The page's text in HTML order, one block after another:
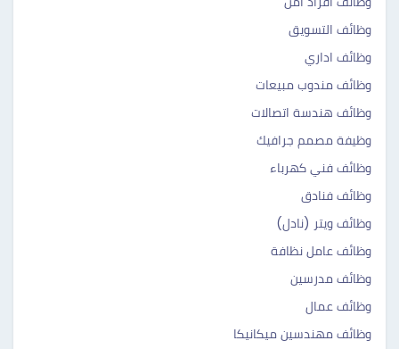
وظائف التسويق
وظائف اداري
وظائف مندوب مبيعات
وظائف هندسة اتصالات
وظيفة مصمم جرافيك
وظائف فني كهرباء
وظائف فنادق
وظائف ويتر (نادل)
وظائف عامل نظافة
وظائف مدرسين
وظائف عمال
وظائف مهندسين ميكانيكا